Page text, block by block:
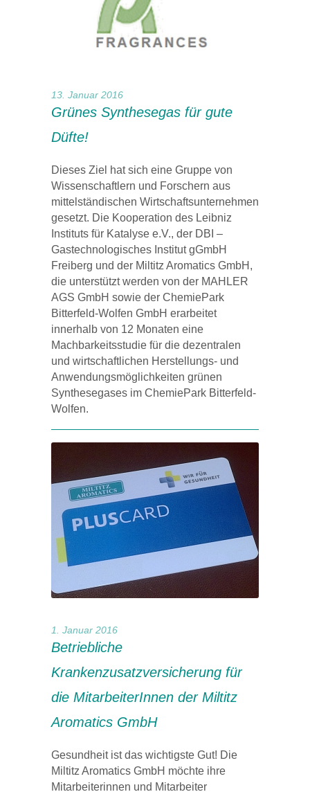
13. Januar 2016
Grünes Synthesegas für gute
Düfte!
Dieses Ziel hat sich eine Gruppe von
Wissenschaftlern und Forschern aus
mittelständischen Wirtschaftsunternehmen
gesetzt. Die Kooperation des Leibniz
Instituts für Katalyse e.V., der DBI –
Gastechnologisches Institut gGmbH
Freiberg und der Miltitz Aromatics GmbH,
die unterstützt werden von der MAHLER
AGS GmbH sowie der ChemiePark
Bitterfeld-Wolfen GmbH erarbeitet
innerhalb von 12 Monaten eine
Machbarkeitsstudie für die dezentralen
und wirtschaftlichen Herstellungs- und
Anwendungsmöglichkeiten grünen
Synthesegases im ChemiePark Bitterfeld-
Wolfen.
1. Januar 2016
Betriebliche
Krankenzusatzversicherung für
die MitarbeiterInnen der Miltitz
Aromatics GmbH
Gesundheit ist das wichtigste Gut! Die
Miltitz Aromatics GmbH möchte ihre
Mitarbeiterinnen und Mitarbeiter